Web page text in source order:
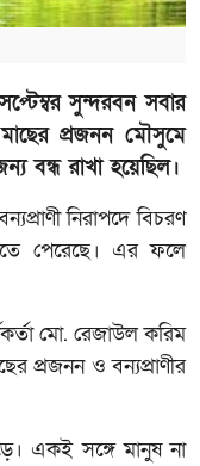
সুন্দরবন সবার
প্রজনন মৌসুমে
বন্ধ রাখা হয়েছিল।
নিরাপদে বিচরণ
পেরেছে। এর ফলে
মো. রেজাউল করিম
প্রজনন ও বন্যপ্রাণীর
একই সঙ্গে মানুষ না